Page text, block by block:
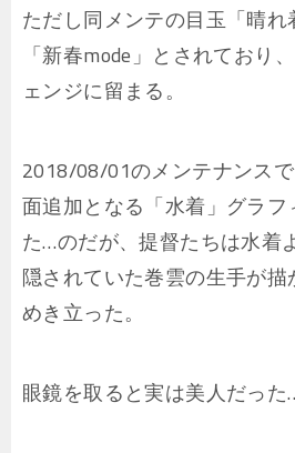
ただし同メンテの目玉「晴れ
「新春mode」とされており
ェンジに留まる。
2018/08/01のメンテナンス
面追加となる「水着」グラ
た…のだが、提督たちは水着
隠されていた巻雲の生手が
めき立った。
眼鏡を取ると実は美人だった